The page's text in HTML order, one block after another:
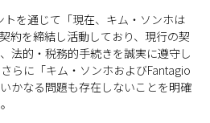
を通じて「現在、キム・ソンホは
約を締結し活動しており、現行の契
法的・税務的手続きを誠実に遵守し
らに「キム・ソンホおよびFantagio
かなる問題も存在しないことを明確